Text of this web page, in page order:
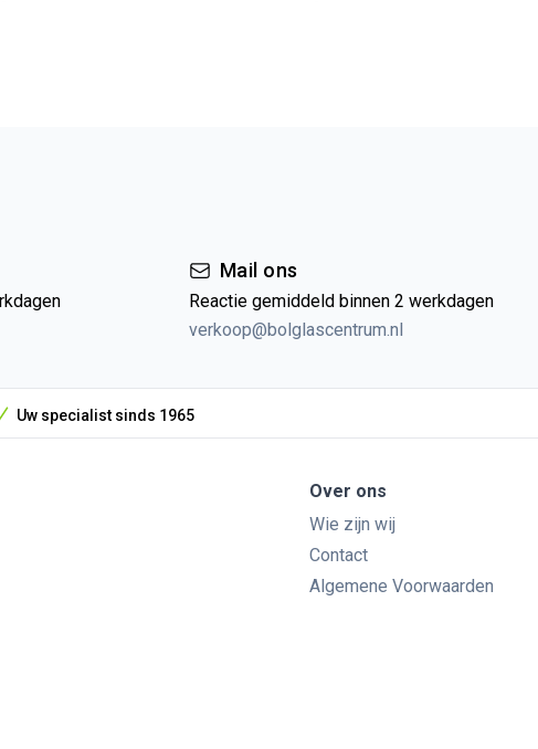
Mail ons
Reactie gemiddeld binnen 2 werkdagen
verkoop@bolglascentrum.nl
Uw specialist sinds 1965
Over ons
Wie zijn wij
Contact
Algemene Voorwaarden